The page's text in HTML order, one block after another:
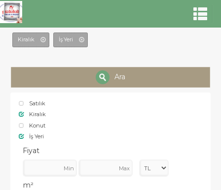
Kiralık İş Yeri
Ara
Satılık
Kiralık
Konut
İş Yeri
Fiyat
m²